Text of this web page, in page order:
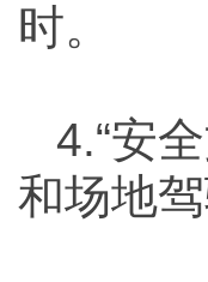
时。
4.“安
和场地